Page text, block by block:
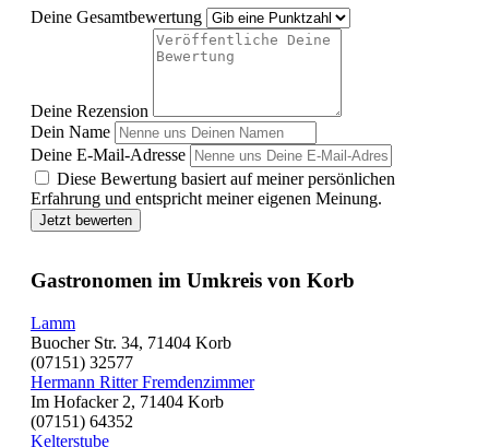
Deine Gesamtbewertung
Deine Rezension
Dein Name
Deine E-Mail-Adresse
Diese Bewertung basiert auf meiner persönlichen
Erfahrung und entspricht meiner eigenen Meinung.
Jetzt bewerten
Gastronomen im Umkreis von Korb
Lamm
Buocher Str. 34, 71404 Korb
(07151) 32577
Hermann Ritter Fremdenzimmer
Im Hofacker 2, 71404 Korb
(07151) 64352
Kelterstube